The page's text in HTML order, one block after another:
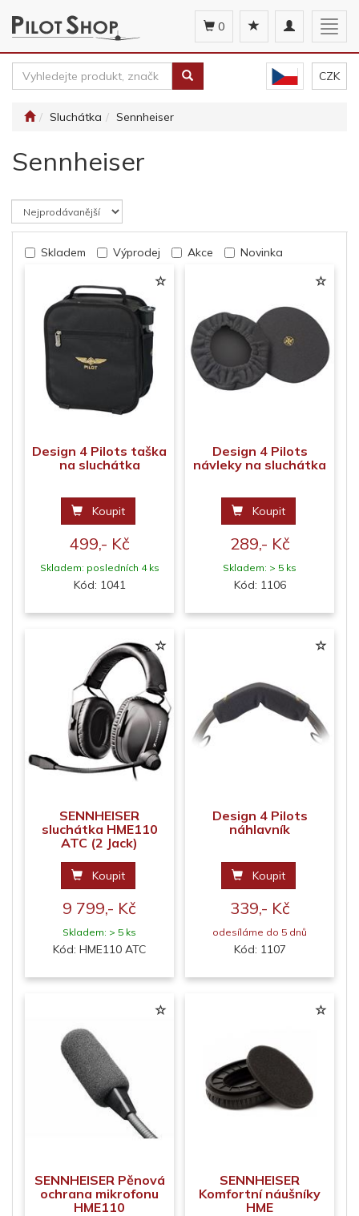
Toggle
navigation
0
CZK
Sluchátka Sennheiser
Sennheiser
Skladem Výprodej Akce Novinka
Design 4 Pilots taška
na sluchátka
Koupit
499,- Kč
Skladem: posledních 4 ks
Kód: 1041
Design 4 Pilots
návleky na sluchátka
Koupit
289,- Kč
Skladem: > 5 ks
Kód: 1106
SENNHEISER
sluchátka HME110
ATC (2 Jack)
Koupit
9 799,- Kč
Skladem: > 5 ks
Kód: HME110 ATC
Design 4 Pilots
náhlavník
Koupit
339,- Kč
odesíláme do 5 dnů
Kód: 1107
SENNHEISER Pěnová
ochrana mikrofonu
HME110
SENNHEISER
Komfortní náušníky
HME